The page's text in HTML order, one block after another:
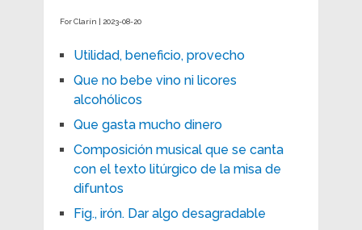
For Clarín | 2023-08-20
Utilidad, beneficio, provecho
Que no bebe vino ni licores
alcohólicos
Que gasta mucho dinero
Composición musical que se canta
con el texto litúrgico de la misa de
difuntos
Fig., irón. Dar algo desagradable